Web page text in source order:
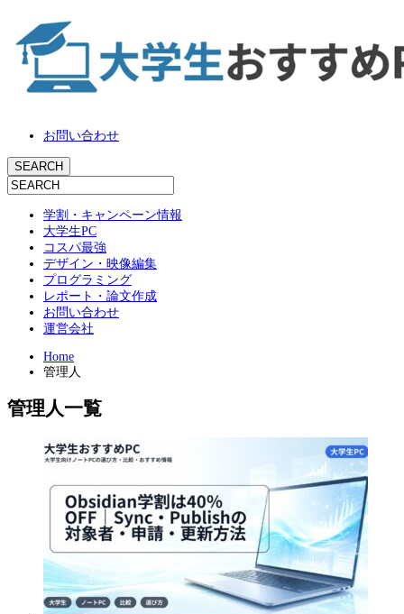
お問い合わせ
学割・キャンペーン情報
大学生PC
コスパ最強
デザイン・映像編集
プログラミング
レポート・論文作成
お問い合わせ
運営会社
Home
管理人
管理人一覧